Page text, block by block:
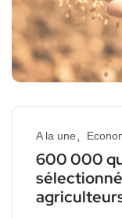
A la une
600 000